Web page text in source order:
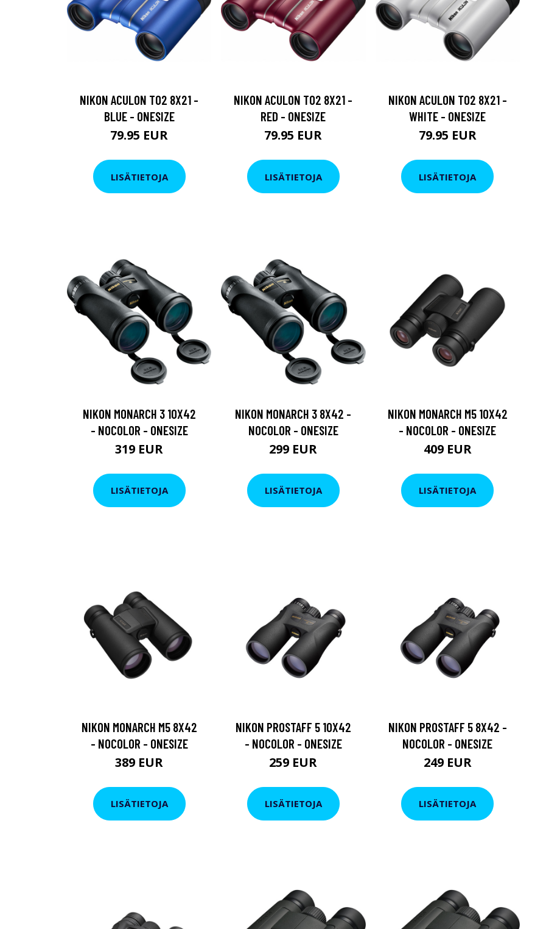
NIKON ACULON T02 8X21 -
BLUE - ONESIZE
79.95 EUR
LISÄTIETOJA
NIKON ACULON T02 8X21 -
RED - ONESIZE
79.95 EUR
LISÄTIETOJA
NIKON ACULON T02 8X21 -
WHITE - ONESIZE
79.95 EUR
LISÄTIETOJA
NIKON MONARCH 3 10X42
- NOCOLOR - ONESIZE
319 EUR
LISÄTIETOJA
NIKON MONARCH 3 8X42 -
NOCOLOR - ONESIZE
299 EUR
LISÄTIETOJA
NIKON MONARCH M5 10X42
- NOCOLOR - ONESIZE
409 EUR
LISÄTIETOJA
NIKON MONARCH M5 8X42
- NOCOLOR - ONESIZE
389 EUR
LISÄTIETOJA
NIKON PROSTAFF 5 10X42
- NOCOLOR - ONESIZE
259 EUR
LISÄTIETOJA
NIKON PROSTAFF 5 8X42 -
NOCOLOR - ONESIZE
249 EUR
LISÄTIETOJA